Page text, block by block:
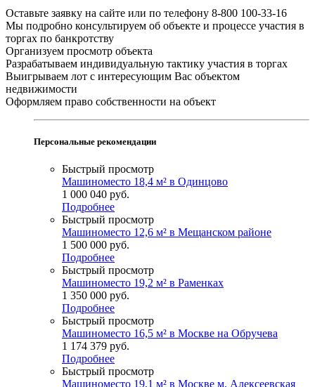
Оставьте заявку на сайте или по телефону 8-800 100-33-16
Мы подробно консультируем об объекте и процессе участия в
торгах по банкротству
Организуем просмотр объекта
Разрабатываем индивидуальную тактику участия в торгах
Выигрываем лот с интересующим Вас объектом
недвижимости
Оформляем право собственности на объект
Персональные рекомендации
Быстрый просмотр
Машиноместо 18,4 м² в Одинцово
1 000 040 руб.
Подробнее
Быстрый просмотр
Машиноместо 12,6 м² в Мещанском районе
1 500 000 руб.
Подробнее
Быстрый просмотр
Машиноместо 19,2 м² в Раменках
1 350 000 руб.
Подробнее
Быстрый просмотр
Машиноместо 16,5 м² в Москве на Обручева
1 174 379 руб.
Подробнее
Быстрый просмотр
Машиноместо 19,1 м² в Москве м. Алексеевская